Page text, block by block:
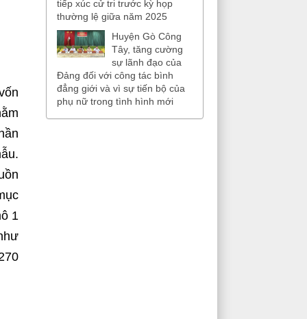
1
tiếp xúc cử tri trước kỳ họp
thường lệ giữa năm 2025
Huyện Gò Công
Tây, tăng cường
sự lãnh đạo của
Đảng đối với công tác bình
đẳng giới và vì sự tiến bộ của
phụ nữ trong tình hình mới